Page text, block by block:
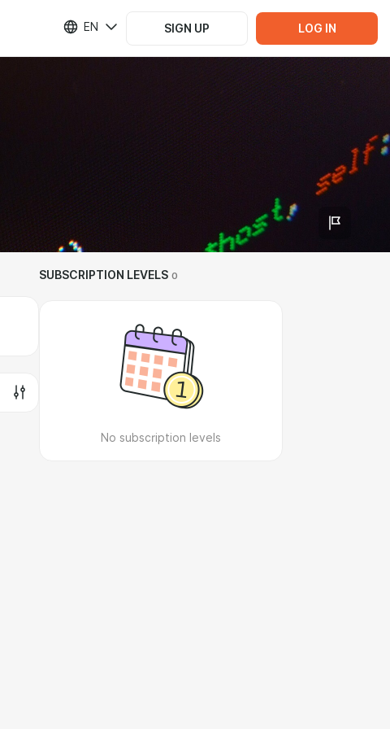
EN SIGN UP LOG IN
SUBSCRIPTION LEVELS 0
No subscription levels